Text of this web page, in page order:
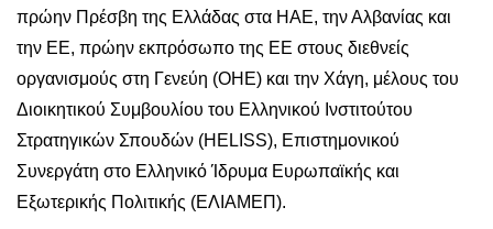
πρώην Πρέσβη της Ελλάδας στα ΗΑΕ, την Αλβανίας και
την ΕΕ, πρώην εκπρόσωπο της ΕΕ στους διεθνείς
οργανισμούς στη Γενεύη (ΟΗΕ) και την Χάγη, μέλους του
Διοικητικού Συμβουλίου του Ελληνικού Ινστιτούτου
Στρατηγικών Σπουδών (HELISS), Επιστημονικού
Συνεργάτη στο Ελληνικό Ίδρυμα Ευρωπαϊκής και
Εξωτερικής Πολιτικής (ΕΛΙΑΜΕΠ).